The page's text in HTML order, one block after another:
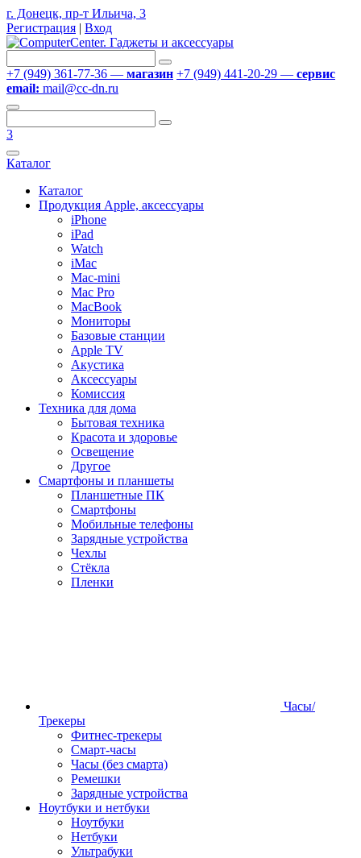
г. Донецк, пр-т Ильича, 3
Регистрация | Вход
+7 (949) 361-77-36 — магазин +7 (949) 441-20-29 — сервис
email: mail@cc-dn.ru
3
Каталог
Каталог
Продукция Apple, аксессуары
iPhone
iPad
Watch
iMac
Mac-mini
Mac Pro
MacBook
Мониторы
Базовые станции
Apple TV
Акустика
Аксессуары
Комиссия
Техника для дома
Бытовая техника
Красота и здоровье
Освещение
Другое
Смартфоны и планшеты
Планшетные ПК
Смартфоны
Мобильные телефоны
Зарядные устройства
Чехлы
Стёкла
Пленки
Часы/
Трекеры
Фитнес-трекеры
Смарт-часы
Часы (без смарта)
Ремешки
Зарядные устройства
Ноутбуки и нетбуки
Ноутбуки
Нетбуки
Ультрабуки